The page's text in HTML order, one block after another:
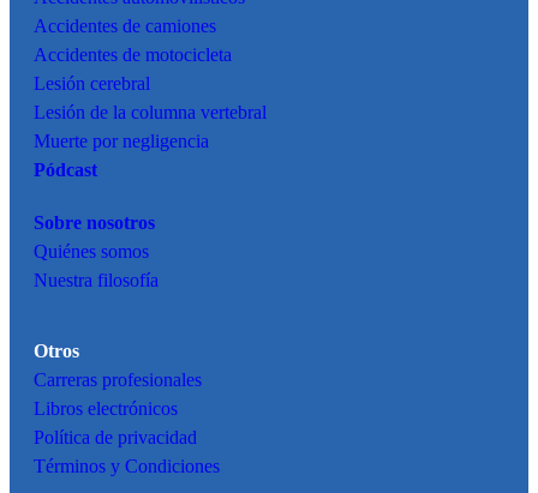
Accidentes de camiones
Accidentes de motocicleta
Lesión cerebral
Lesión de la columna vertebral
Muerte por negligencia
Pódcast
Sobre nosotros
Quiénes somos
Nuestra filosofía
Otros
Carreras profesionales
Libros electrónicos
Política de privacidad
Términos y Condiciones